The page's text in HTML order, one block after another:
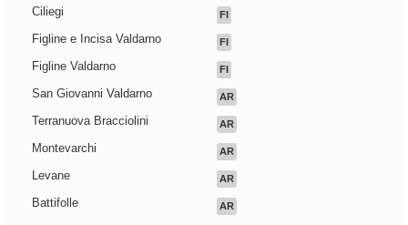
Ciliegi FI
Figline e Incisa Valdarno FI
Figline Valdarno FI
San Giovanni Valdarno AR
Terranuova Bracciolini AR
Montevarchi AR
Levane AR
Battifolle AR